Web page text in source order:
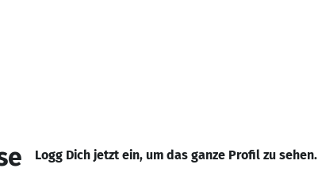
Logg Dich jetzt ein, um das ganze Profil zu sehen.